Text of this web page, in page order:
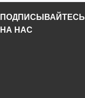
ПОДПИСЫВАЙТЕСЬ
НА НАС